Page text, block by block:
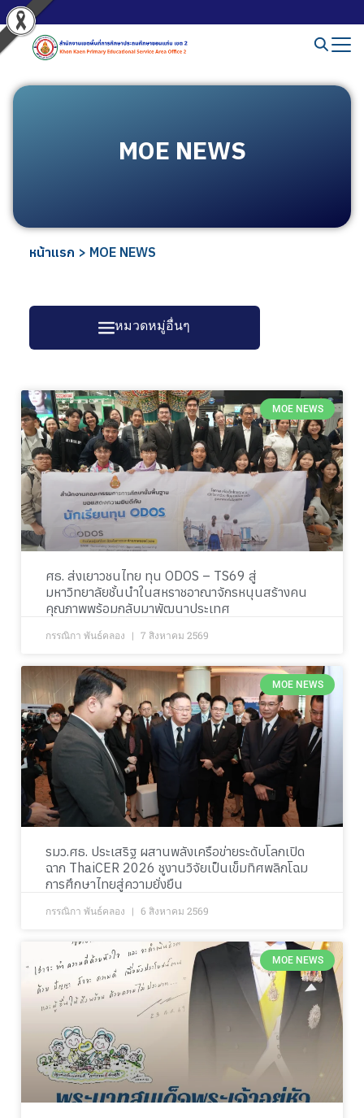
MOE NEWS
หน้าแรก > MOE NEWS
หมวดหมู่อื่นๆ
MOE NEWS
ศธ. ส่งเยาวชนไทย ทุน ODOS – TS69 สู่
มหาวิทยาลัยชั้นนำในสหราชอาณาจักรหนุนสร้างคน
คุณภาพพร้อมกลับมาพัฒนาประเทศ
กรรณิกา พันธ์คลอง 7 สิงหาคม 2569
MOE NEWS
รมว.ศธ. ประเสริฐ ผสานพลังเครือข่ายระดับโลกเปิด
ฉาก ThaiCER 2026 ชูงานวิจัยเป็นเข็มทิศพลิกโฉม
การศึกษาไทยสู่ความยั่งยืน
กรรณิกา พันธ์คลอง 6 สิงหาคม 2569
MOE NEWS